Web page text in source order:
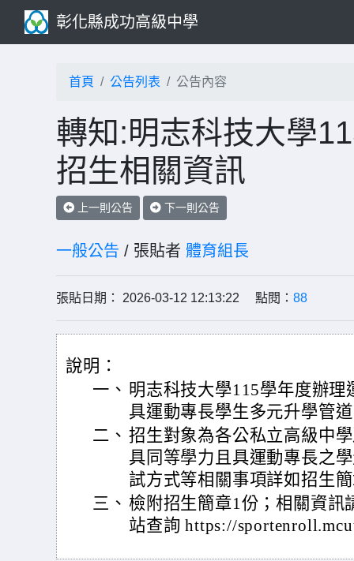
彰化縣成功高級中學
首頁 公告列表 公告內容
轉知:明志科技大學
招生相關資訊
上一則公告 下一則公告
一般公告 / 張貼者 體育組長
張貼日期： 2026-03-12 12:13:22 點閱： 88
說明：
一、 明志科技大學115學年度辦
具運動專長學生多元升學管道
二、 招生對象為各公私立高級中
具同等學力且具運動專長之
試方式等相關事項詳如招生簡
三、 檢附招生簡章1份；相關資訊
站查詢 https://